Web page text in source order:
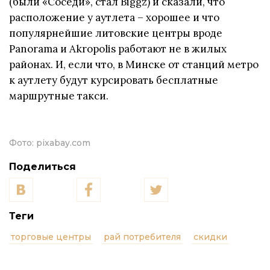
расположение у аутлета – хорошее и что
популярнейшие литовские центры вроде
Panorama и Akropolis работают не в жилых
районах. И, если что, в Минске от станций метро
к аутлету будут курсировать бесплатные
маршрутные такси.
Фото: pixabay.com
Поделиться
Теги
торговые центры рай потребителя скидки